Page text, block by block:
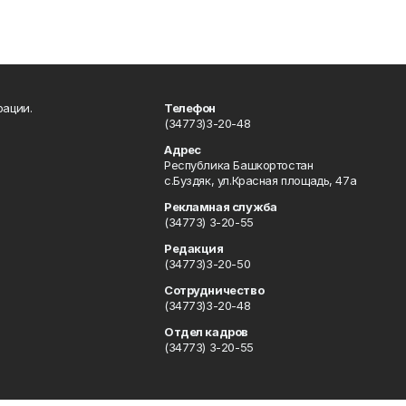
Телефон
(34773)3-20-48
Адрес
Республика Башкортостан
с.Буздяк, ул.Красная площадь, 47а
Рекламная служба
(34773) 3-20-55
Редакция
(34773)3-20-50
Сотрудничество
(34773)3-20-48
Отдел кадров
(34773) 3-20-55